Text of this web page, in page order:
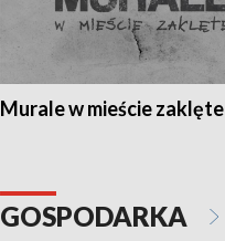
Murale w mieście zaklęte
GOSPODARKA